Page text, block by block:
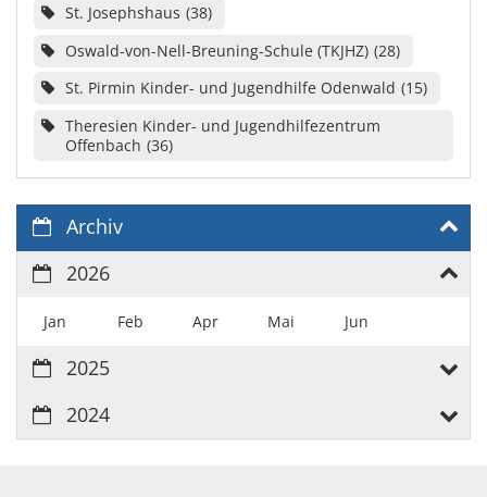
St. Josephshaus 38
Oswald-von-Nell-Breuning-Schule (TKJHZ) 28
St. Pirmin Kinder- und Jugendhilfe Odenwald 15
Theresien Kinder- und Jugendhilfezentrum
Offenbach 36
Archiv
2026
Jan Feb Apr Mai Jun
2025
2024